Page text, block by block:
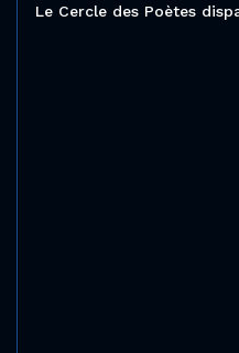
Le Cercle des Poètes